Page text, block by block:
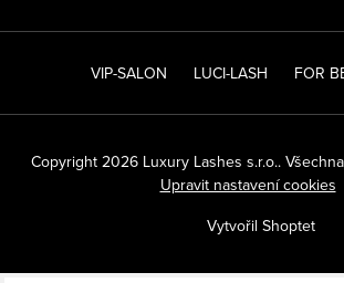
VIP-SALON LUCI-LASH FOR
Vytvořil Shoptet
Copyright 2026 Luxury Lashes s.r.o..
Upravit nastavení cookies